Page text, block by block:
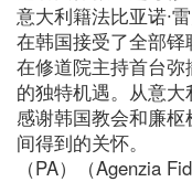
意大利籍法比亚诺∙
在韩国接受了全部铎
在修道院主持首台
的独特机遇。从意
感谢韩国教会和廉
间得到的关怀。
（PA）（Agenzia